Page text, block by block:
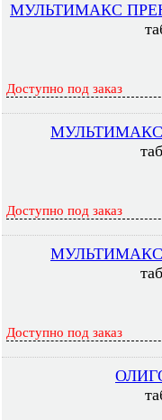
МУЛЬТИМАКС
Доступно под заказ
МУЛЬТИМАКС
Доступно под заказ
МУЛЬТИМАКС
Доступно под заказ